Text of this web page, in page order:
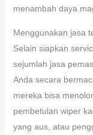
menambah daya
Menggunakan jasa
Selain siapkan
sejumlah jasa
Anda secara
mereka bisa
pembetulan wiper
yang aus, atau